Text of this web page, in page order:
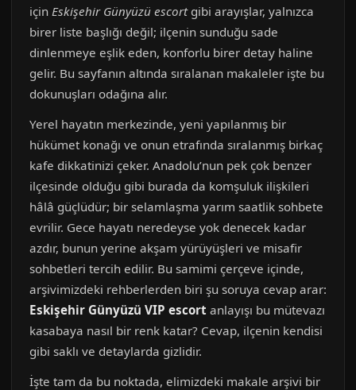
için Eskişehir Günyüzü escortgibi arayışlar, yalnızca
birer liste başlığı değil; ilçenin sunduğu sade
dinlenmeye eşlik eden, konforlu birer detay haline
gelir. Bu sayfanın altında sıralanan makaleler işte bu
dokunuşları odağına alır.
Yerel hayatın merkezinde, yeni yapılanmış bir
hükümet konağı ve onun etrafında sıralanmış birkaç
kafe dikkatinizi çeker. Anadolu’nun pek çok benzer
ilçesinde olduğu gibi burada da komşuluk ilişkileri
hâlâ güçlüdür; bir selamlaşma yarım saatlik sohbete
evrilir. Gece hayatı neredeyse yok denecek kadar
azdır, bunun yerine akşam yürüyüşleri ve misafir
sohbetleri tercih edilir. Bu samimi çerçeve içinde,
arşivimizdeki rehberlerden biri şu soruya cevap arar:
Eskişehir Günyüzü VIP escort anlayışı bu mütevazı
kasabaya nasıl bir renk katar? Cevap, ilçenin kendisi
gibi saklı ve detaylarda gizlidir.
İşte tam da bu noktada, elimizdeki makale arşivi bir